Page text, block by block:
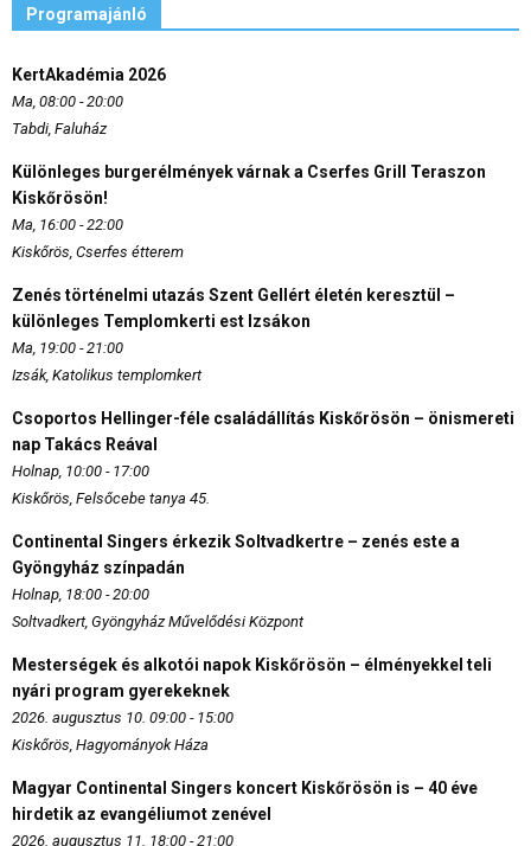
Programajánló
KertAkadémia 2026
Ma, 08:00 - 20:00
Tabdi, Faluház
Különleges burgerélmények várnak a Cserfes Grill Teraszon
Kiskőrösön!
Ma, 16:00 - 22:00
Kiskőrös, Cserfes étterem
Zenés történelmi utazás Szent Gellért életén keresztül –
különleges Templomkerti est Izsákon
Ma, 19:00 - 21:00
Izsák, Katolikus templomkert
Csoportos Hellinger-féle családállítás Kiskőrösön – önismereti
nap Takács Reával
Holnap, 10:00 - 17:00
Kiskőrös, Felsőcebe tanya 45.
Continental Singers érkezik Soltvadkertre – zenés este a
Gyöngyház színpadán
Holnap, 18:00 - 20:00
Soltvadkert, Gyöngyház Művelődési Központ
Mesterségek és alkotói napok Kiskőrösön – élményekkel teli
nyári program gyerekeknek
2026. augusztus 10. 09:00 - 15:00
Kiskőrös, Hagyományok Háza
Magyar Continental Singers koncert Kiskőrösön is – 40 éve
hirdetik az evangéliumot zenével
2026. augusztus 11. 18:00 - 21:00